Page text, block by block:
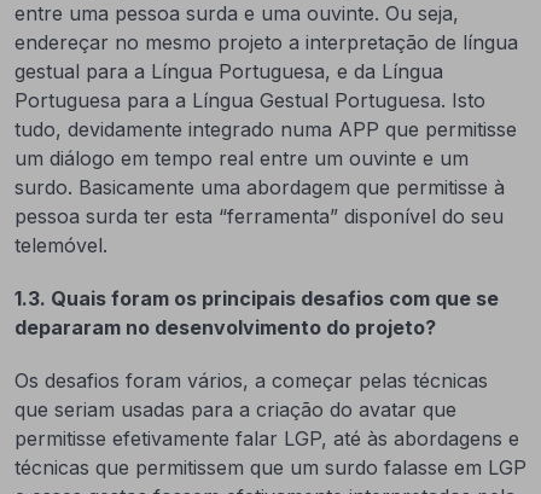
entre uma pessoa surda e uma ouvinte. Ou seja,
endereçar no mesmo projeto a interpretação de língua
gestual para a Língua Portuguesa, e da Língua
Portuguesa para a Língua Gestual Portuguesa. Isto
tudo, devidamente integrado numa APP que permitisse
um diálogo em tempo real entre um ouvinte e um
surdo. Basicamente uma abordagem que permitisse à
pessoa surda ter esta “ferramenta” disponível do seu
telemóvel.
1.3. Quais foram os principais desafios com que se
depararam no desenvolvimento do projeto?
Os desafios foram vários, a começar pelas técnicas
que seriam usadas para a criação do avatar que
permitisse efetivamente falar LGP, até às abordagens e
técnicas que permitissem que um surdo falasse em LGP